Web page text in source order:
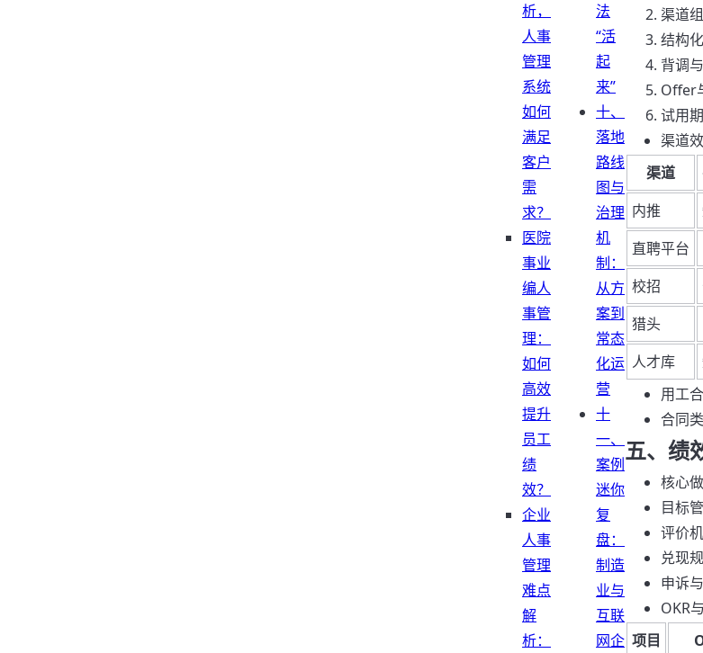
析，
人事
管理
系统
如何
满足
客户
需
求？
医院
事业
编人
事管
理：
如何
高效
提升
员工
绩
效？
企业
人事
管理
难点
解
析：
法
“活
起
来”
十、
落地
路线
图与
治理
机
制：
从方
案到
常态
化运
营
十
一、
案例
迷你
复
盘：
制造
业与
互联
网企
渠道
结构
背调
Offer
试用
渠道
渠道
内推
直聘平台
校招
猎头
人才库
用工
合同
五、绩
核心
目标
评价
兑现
申诉
OKR
项目